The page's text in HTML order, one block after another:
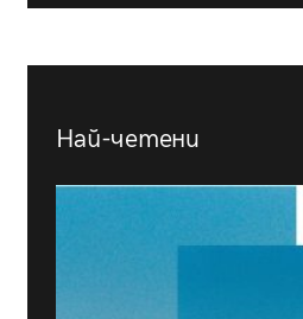
Най-четени